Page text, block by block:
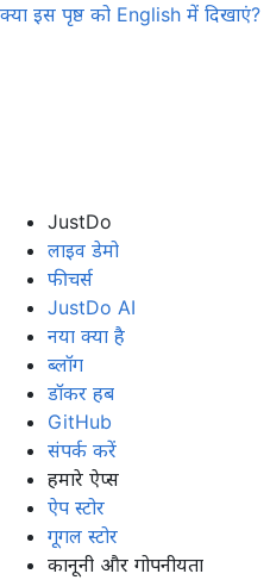
क्या इस पृष्ठ को English में दिखाएं?
JustDo
लाइव डेमो
फीचर्स
JustDo AI
नया क्या है
ब्लॉग
डॉकर हब
GitHub
संपर्क करें
हमारे ऐप्स
ऐप स्टोर
गूगल स्टोर
कानूनी और गोपनीयता